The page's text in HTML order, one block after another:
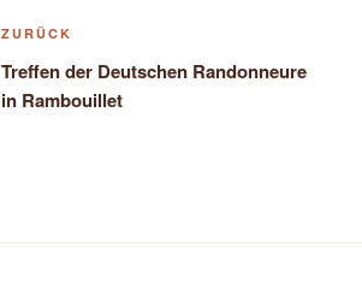
Beitragsnavigation
Vorheriger
Beitrag
ZURÜCK
Treffen der Deutschen Randonneure
in Rambouillet